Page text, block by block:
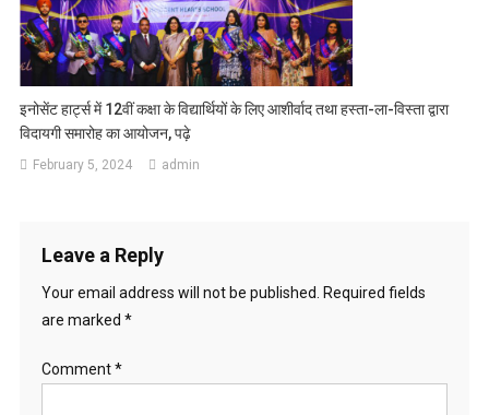
इनोसेंट हार्ट्स में 12वीं कक्षा के विद्यार्थियों के लिए आशीर्वाद तथा हस्ता-ला-विस्ता द्वारा
विदायगी समारोह का आयोजन, पढ़े
February 5, 2024 admin
Leave a Reply
Your email address will not be published.
Required fields
are marked *
Comment*